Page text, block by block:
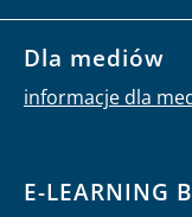
Dla mediów
informacje dla
E-LEARNING